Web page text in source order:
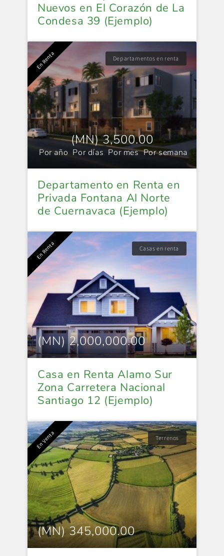
Nuevos en El Corazón de La
Condesa 39 (Ejemplo)
En Renta Departamentos en renta
(MN) 3,500.00
Por año Por días Por mes,Por semana
Departamento en Renta en
Privada Fontana Al Norte
de Cuernavaca (Ejemplo)
En Renta Casas en renta
(MN) 2,000,000.00
Casa en Renta Alamo Sur
Zona Carretera Nacional
Santiago 12 (Ejemplo)
En Venta Terrenos
(MN) 345,000.00